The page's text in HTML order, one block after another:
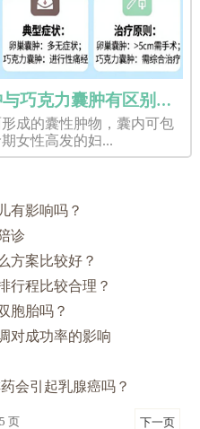
美国试管婴儿：卵巢囊肿与巧克力囊肿有区别吗？
成的囊性肿物，囊内可包
女性高发的妇...
有影响吗？
诊
方案比较好？
行程比较合理？
胞胎吗？
对成功率的影响
会引起乳腺癌吗？
页 下一页